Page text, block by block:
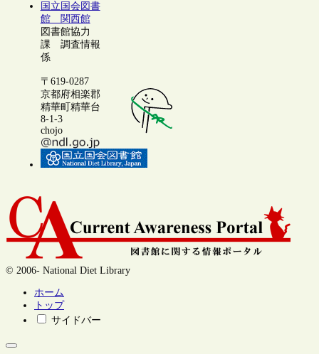
国立国会図書
館 関西館
図書館協力
課 調査情報
係
〒619-0287
京都府相楽郡
精華町精華台
8-1-3
chojo
© 2006- National Diet Library
ホーム
トップ
サイドバー